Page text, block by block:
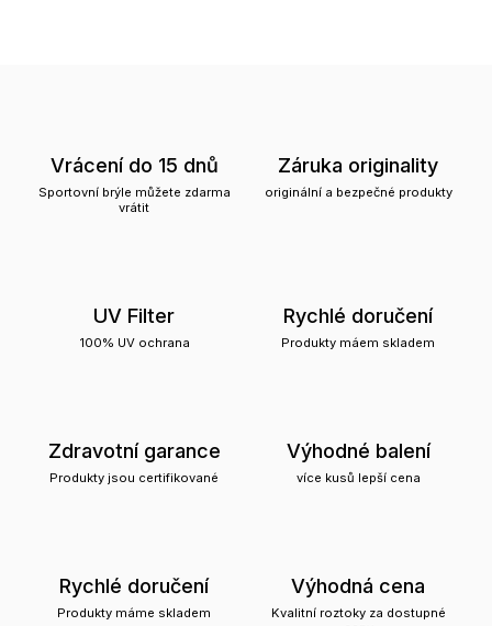
Vrácení do 15 dnů
Sportovní brýle můžete zdarma
vrátit
Záruka originality
originální a bezpečné produkty
UV Filter
100% UV ochrana
Rychlé doručení
Produkty máem skladem
Zdravotní garance
Produkty jsou certifikované
Výhodné balení
více kusů lepší cena
Rychlé doručení
Produkty máme skladem
Výhodná cena
Kvalitní roztoky za dostupné